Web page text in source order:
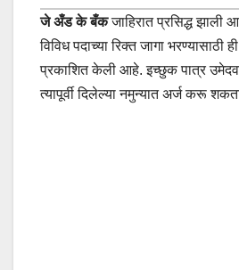
जे अँड के बँकजाहिरात प्रसिद्ध झाली
विविध पदाच्या रिक्त जागा भरण्यासाठी
प्रकाशित केली आहे. इच्छुक पात्र
त्यापूर्वी दिलेल्या नमुन्यात अर्ज करू